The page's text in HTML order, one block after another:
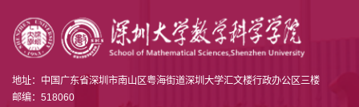
地址：中国广东省深圳市南山区粤海街道深圳大学汇文楼行政办公区三楼
邮编：518060